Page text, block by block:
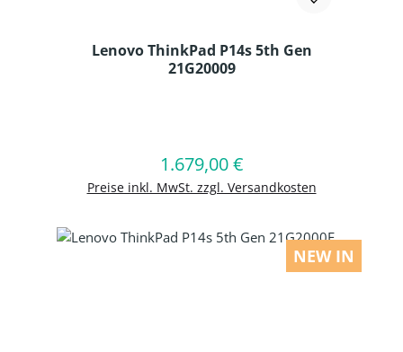
Lenovo ThinkPad P14s 5th Gen
21G20009
Regulärer Preis:
1.679,00 €
Preise inkl. MwSt. zzgl. Versandkosten
In den Warenkorb
NEW IN